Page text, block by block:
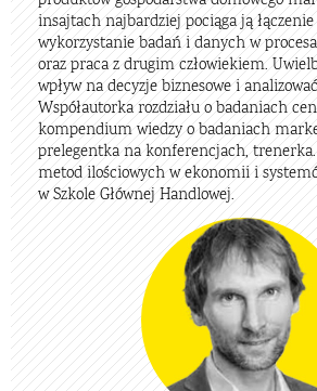
insajtach najbardziej pociąga ją
wykorzystanie badań i danych w
oraz praca z drugim człowiekiem.
wpływ na decyzje biznesowe i
Współautorka rozdziału o badaniach
kompendium wiedzy o badaniach
prelegentka na konferencjach,
metod ilościowych w ekonomii i
w Szkole Głównej Handlowej.